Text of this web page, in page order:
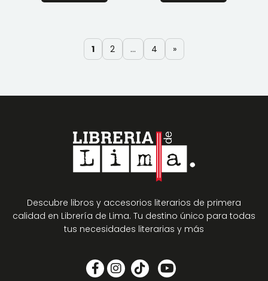
1 2 … 4 »
Descubre libros y accesorios literarios de primera
calidad en Librería de Lima. Tu destino único para todas
tus necesidades literarias y más